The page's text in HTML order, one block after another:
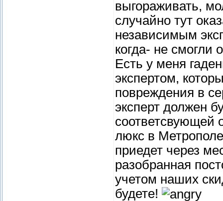
выгораживать,
случайно тут
независимым
когда- не смогли
Есть у меня
экспертом,
повреждения в
эксперт должен
соответсвующей
люкс в
приедет через
разобранная
учетом наших
будете!